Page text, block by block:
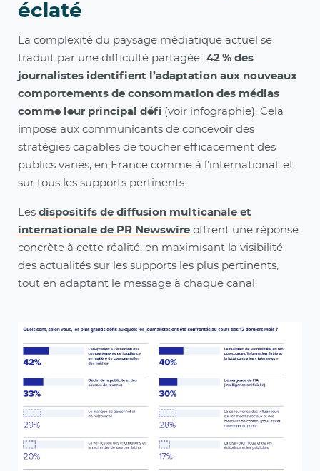
éclaté
La complexité du paysage médiatique actuel se
traduit par une difficulté partagée : 42 % des
journalistes identifient l’adaptation aux nouveaux
comportements de consommation des médias
comme leur principal défi (voir infographie). Cela
impose aux communicants de concevoir des
stratégies capables de toucher efficacement des
publics variés, en France comme à l’international, et
sur tous les supports pertinents.
Les dispositifs de diffusion multicanale et
internationale de PR Newswire offrent une réponse
concrète à cette réalité, en maximisant la visibilité
des actualités sur les supports les plus pertinents,
tout en adaptant le message à chaque canal.